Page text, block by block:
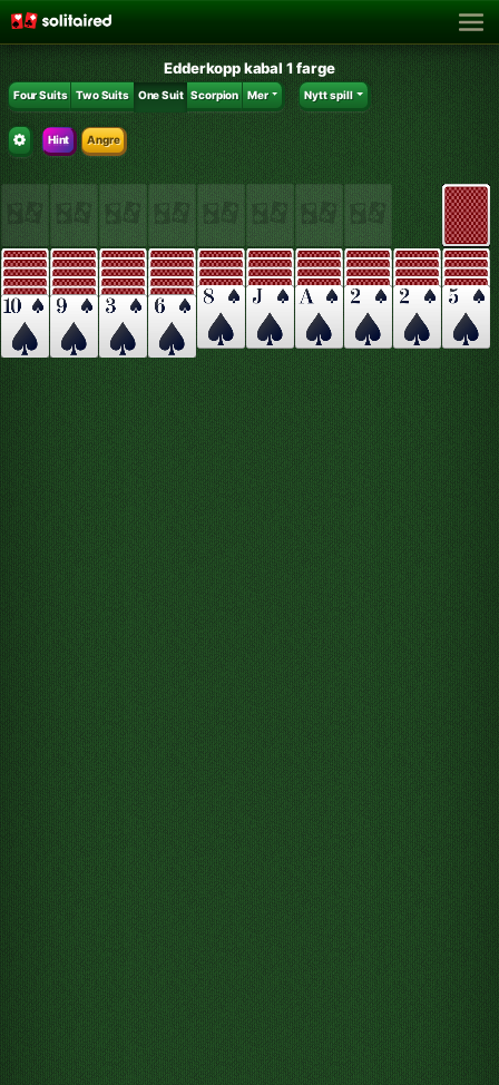
Edderkopp kabal 1 farge
Four Suits Two Suits One Suit Scorpion Mer Nytt spill
Hint Angre